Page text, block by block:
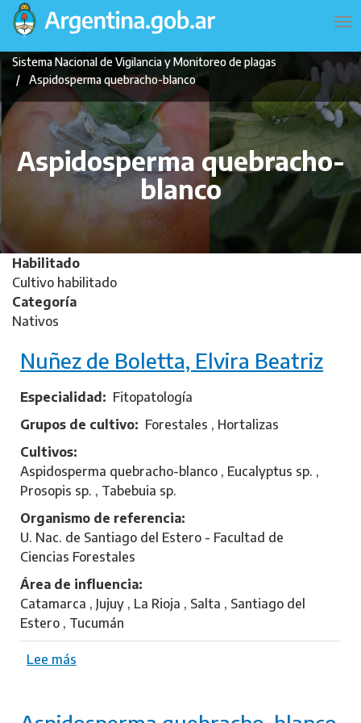
Pasar
contenido
principal
Navegación
principal
Sistema Nacional de Vigilancia y Monitoreo de plagas
Aspidosperma quebracho-blanco
Aspidosperma quebracho-
blanco
Habilitado
Cultivo habilitado
Categoría
Nativos
Nuñez de Boletta, Elvira Beatriz
Especialidad
Fitopatología
Grupos de cultivo
Forestales , Hortalizas
Cultivos
Aspidosperma quebracho-blanco , Eucalyptus sp. ,
Prosopis sp. , Tabebuia sp.
Organismo de referencia
U. Nac. de Santiago del Estero - Facultad de
Ciencias Forestales
Área de influencia
Catamarca , Jujuy , La Rioja , Salta , Santiago del
Estero , Tucumán
Lee más
r